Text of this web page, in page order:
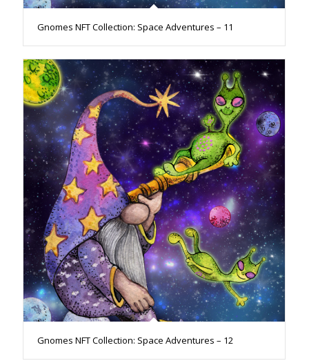
Gnomes NFT Collection: Space Adventures – 11
Gnomes NFT Collection: Space Adventures – 12